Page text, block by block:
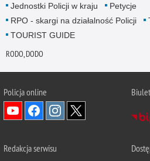
Jednostki Policji w kraju
Petycje
RPO - skargi na działalność Policji
TOURIST GUIDE
RODO, DODO
Policja online
Redakcja serwisu